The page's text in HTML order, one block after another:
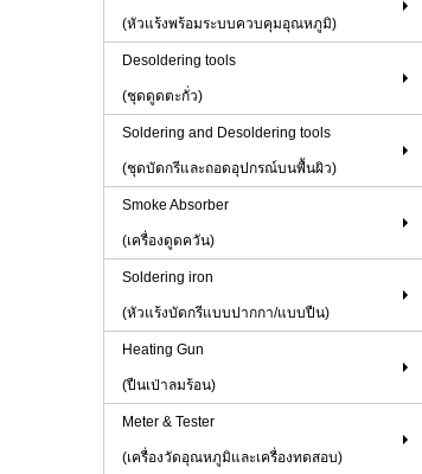
(หัวแร้งพร้อมระบบควบคุมอุณหภูมิ)
Desoldering tools
(ชุดดูดตะกั่ว)
Soldering and Desoldering tools
(ชุดบัดกรีและถอดอุปกรณ์บนพื้นผิว)
Smoke Absorber
(เครื่องดูดควัน)
Soldering iron
(หัวแร้งบัดกรีแบบปากกา/แบบปืน)
Heating Gun
(ปืนเป่าลมร้อน)
Meter & Tester
(เครื่องวัดอุณหภูมิและเครื่องทดสอบ)